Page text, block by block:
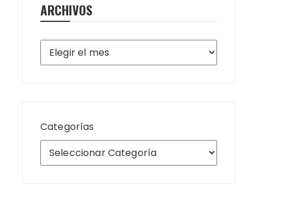
ARCHIVOS
Archivos
Categorías